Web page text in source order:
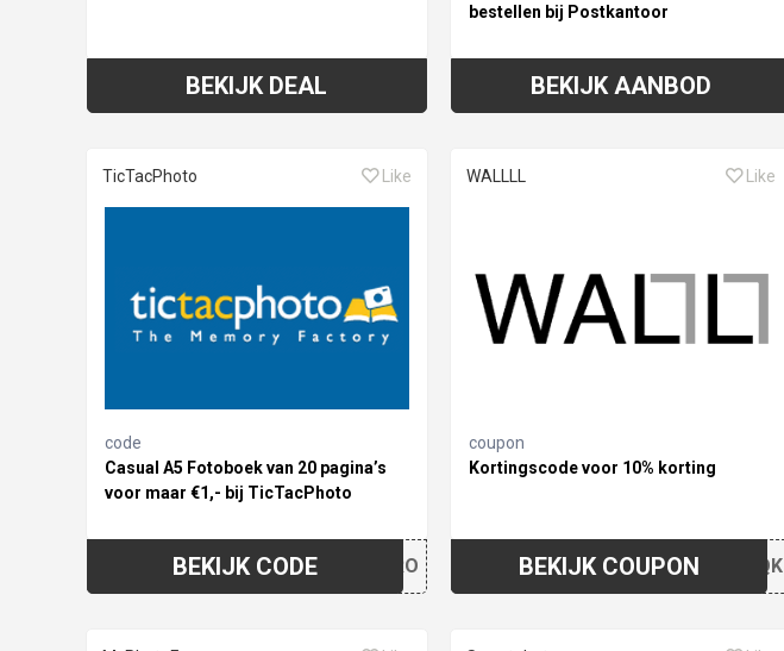
BEKIJK DEAL
bestellen bij Postkantoor
BEKIJK AANBOD
TicTacPhoto Like
code
Casual A5 Fotoboek van 20 pagina’s
voor maar €1,- bij TicTacPhoto
1EURO
BEKIJK CODE
WALLLL Like
coupon
Kortingscode voor 10% korting
O41QK
BEKIJK COUPON